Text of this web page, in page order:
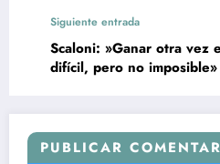
Siguiente entrada
Scaloni: »Ganar otra vez
difícil, pero no imposible»
PUBLICAR